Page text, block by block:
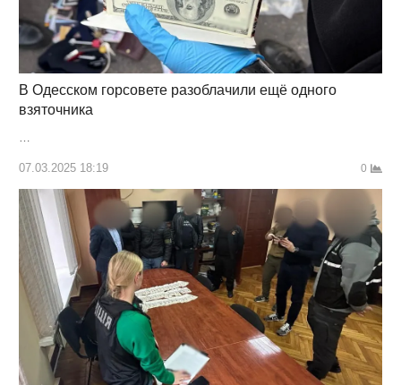
В Одесском горсовете разоблачили ещё одного
взяточника
07.03.2025 18:19 0